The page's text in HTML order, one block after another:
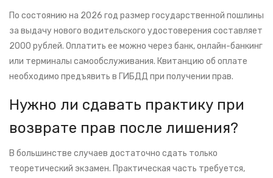
По состоянию на 2026 год размер государственной пошлины
за выдачу нового водительского удостоверения составляет
2000 рублей. Оплатить ее можно через банк, онлайн-банкинг
или терминалы самообслуживания. Квитанцию об оплате
необходимо предъявить в ГИБДД при получении прав.
Нужно ли сдавать практику при
возврате прав после лишения?
В большинстве случаев достаточно сдать только
теоретический экзамен. Практическая часть требуется,